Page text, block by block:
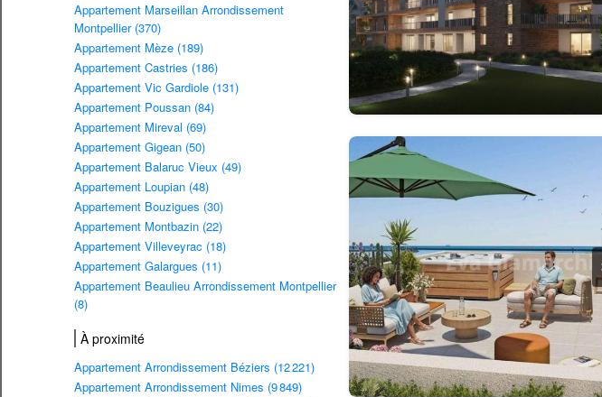
Appartement Marseillan Arrondissement
Montpellier (370)
Appartement Mèze (189)
Appartement Castries (186)
Appartement Vic Gardiole (131)
Appartement Poussan (84)
Appartement Mireval (69)
Appartement Gigean (50)
Appartement Balaruc Vieux (49)
Appartement Loupian (48)
Appartement Bouzigues (30)
Appartement Montbazin (22)
Appartement Villeveyrac (18)
Appartement Galargues (11)
Appartement Beaulieu Arrondissement Montpellier
(8)
À proximité
Appartement Arrondissement Béziers (12 221)
Appartement Arrondissement Nimes (9 849)